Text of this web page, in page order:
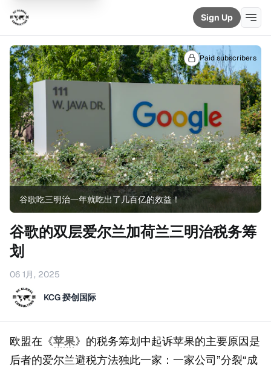
Sign Up
谷歌吃三明治一年就吃出了几百亿的效益！
Paid subscribers
谷歌的双层爱尔兰加荷兰三明治税务筹
划
06 1月, 2025
KCG 揆创国际
欧盟在《苹果》的税务筹划中起诉苹果的主要原因是
后者的爱尔兰避税方法独此一家：一家公司”分裂“成